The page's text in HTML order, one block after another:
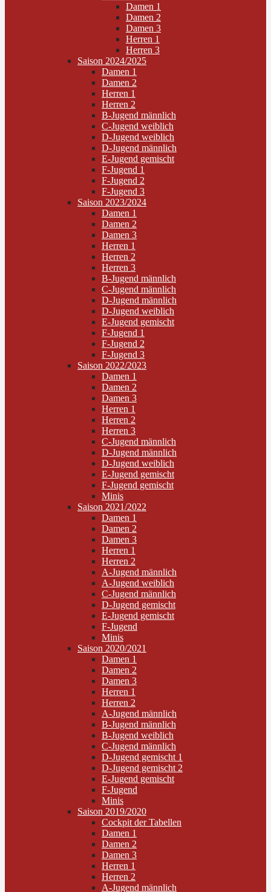
Damen 1
Damen 2
Damen 3
Herren 1
Herren 3
Saison 2024/2025
Damen 1
Damen 2
Herren 1
Herren 2
B-Jugend männlich
C-Jugend weiblich
D-Jugend weiblich
D-Jugend männlich
E-Jugend gemischt
F-Jugend 1
F-Jugend 2
F-Jugend 3
Saison 2023/2024
Damen 1
Damen 2
Damen 3
Herren 1
Herren 2
Herren 3
B-Jugend männlich
C-Jugend männlich
D-Jugend männlich
D-Jugend weiblich
E-Jugend gemischt
F-Jugend 1
F-Jugend 2
F-Jugend 3
Saison 2022/2023
Damen 1
Damen 2
Damen 3
Herren 1
Herren 2
Herren 3
C-Jugend männlich
D-Jugend männlich
D-Jugend weiblich
E-Jugend gemischt
F-Jugend gemischt
Minis
Saison 2021/2022
Damen 1
Damen 2
Damen 3
Herren 1
Herren 2
A-Jugend männlich
A-Jugend weiblich
C-Jugend männlich
D-Jugend gemischt
E-Jugend gemischt
F-Jugend
Minis
Saison 2020/2021
Damen 1
Damen 2
Damen 3
Herren 1
Herren 2
A-Jugend männlich
B-Jugend männlich
B-Jugend weiblich
C-Jugend männlich
D-Jugend gemischt 1
D-Jugend gemischt 2
E-Jugend gemischt
F-Jugend
Minis
Saison 2019/2020
Cockpit der Tabellen
Damen 1
Damen 2
Damen 3
Herren 1
Herren 2
A-Jugend männlich